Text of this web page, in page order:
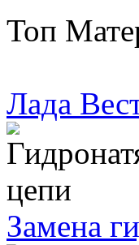
Топ
Лада
Замена